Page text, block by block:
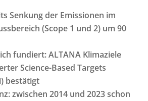
Senkung der Emissionen im
(Scope 1 und 2) um 90
fundiert: ALTANA Klimaziele
Science-Based Targets
bestätigt
zwischen 2014 und 2023 schon